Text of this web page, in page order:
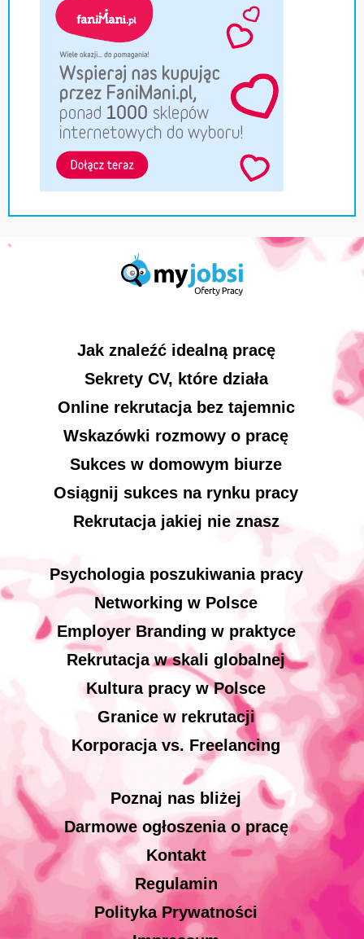
Jak znaleźć idealną pracę
Sekrety CV, które działa
Online rekrutacja bez tajemnic
Wskazówki rozmowy o pracę
Sukces w domowym biurze
Osiągnij sukces na rynku pracy
Rekrutacja jakiej nie znasz
Psychologia poszukiwania pracy
Networking w Polsce
Employer Branding w praktyce
Rekrutacja w skali globalnej
Kultura pracy w Polsce
Granice w rekrutacji
Korporacja vs. Freelancing
Poznaj nas bliżej
Darmowe ogłoszenia o pracę
Kontakt
Regulamin
Polityka Prywatności